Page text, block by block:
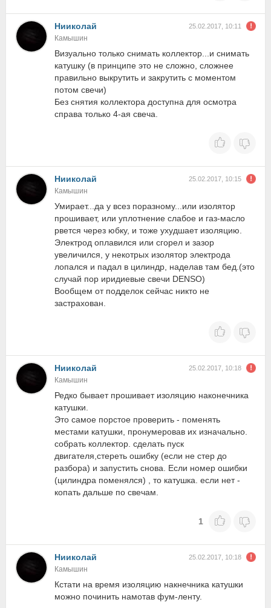
Нииколай 25.02.2017, 10:11
Камышин
Визуально только снимать коллектор...и снимать
катушку (в принципе это не сложно, сложнее
правильно выкрутить и закрутить с моментом
потом свечи)
Без снятия коллектора доступна для осмотра
справа только 4-ая свеча.
Нииколай 25.02.2017, 10:15
Камышин
Умирает...да у всез поразному...или изолятор
прошивает, или уплотнение слабое и газ-масло
рвется через юбку, и тоже ухудшает изоляцию.
Электрод оплавился или сгорел и зазор
увеличился, у некотрых изолятор электрода
лопался и падал в цилиндр, наделав там бед.(это
случай пор иридиевые свечи DENSO)
Вообщем от подделок сейчас никто не
застрахован.
Нииколай 25.02.2017, 10:18
Камышин
Редко бывает прошивает изоляцию наконечника
катушки.
Это самое порстое проверить - поменять
местами катушки, пронумеровав их изначально.
собрать коллектор. сделать пуск
двигателя,стереть ошибку (если не стер до
разбора) и запустить снова. Если номер ошибки
(цилиндра поменялся) , то катушка. если нет -
копать дальше по свечам.
1
Нииколай 25.02.2017, 10:18
Камышин
Кстати на время изоляцию накнечника катушки
можно починить намотав фум-ленту.